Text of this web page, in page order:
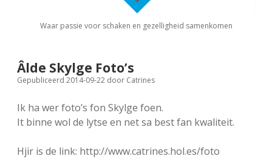
KNSB: Schaakwoude II
FSB: Schaakwoude I
FSB: Schaakwoude II
Eregalerij
Agenda
Koppelingen
Waar passie voor schaken en gezelligheid samenkomen
Âlde Skylge Foto’s
Gepubliceerd 2014-09-22 door Catrines
Ik ha wer foto’s fon Skylge foen.
It binne wol de lytse en net sa best fan kwaliteit.
Hjir is de link: http://www.catrines.hol.es/foto